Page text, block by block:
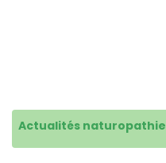
Actualités naturopathie